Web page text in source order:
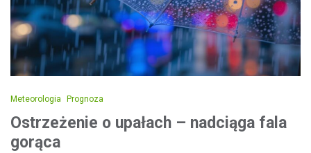
Meteorologia Prognoza
Ostrzeżenie o upałach – nadciąga fala
gorąca